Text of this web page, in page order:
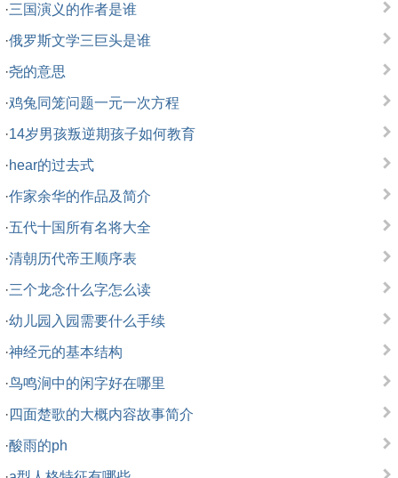
·三国演义的作者是谁
·俄罗斯文学三巨头是谁
·尧的意思
·鸡兔同笼问题一元一次方程
·14岁男孩叛逆期孩子如何教育
·hear的过去式
·作家余华的作品及简介
·五代十国所有名将大全
·清朝历代帝王顺序表
·三个龙念什么字怎么读
·幼儿园入园需要什么手续
·神经元的基本结构
·鸟鸣涧中的闲字好在哪里
· 四面楚歌的大概内容故事简介
·酸雨的ph